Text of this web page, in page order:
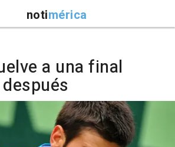
notimérica
a una final